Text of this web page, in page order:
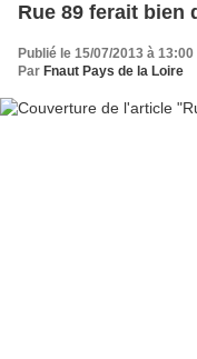
Rue 89 ferait bien
Publié le 15/07/2013 à 13:00
Par Fnaut Pays de la Loire